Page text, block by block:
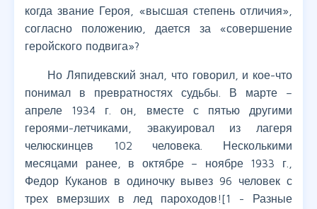
когда звание Героя, «высшая степень отличия»,
согласно положению, дается за «совершение
геройского подвига»?
Но Ляпидевский знал, что говорил, и кое-что
понимал в превратностях судьбы. В марте –
апреле 1934 г. он, вместе с пятью другими
героями-летчиками, эвакуировал из лагеря
челюскинцев 102 человека. Несколькими
месяцами ранее, в октябре – ноябре 1933 г.,
Федор Куканов в одиночку вывез 96 человек с
трех вмерзших в лед пароходов![1 - Разные